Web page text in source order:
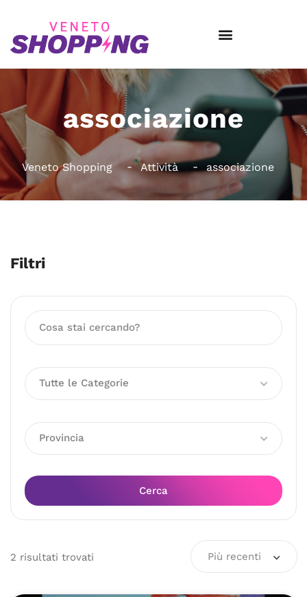
associazione
Veneto Shopping Attività associazione
Filtri
Tutte le Categorie
Provincia
Cerca
2 risultati trovati Più recenti